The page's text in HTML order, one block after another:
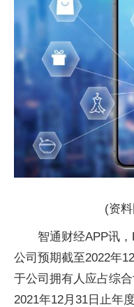
(资
智通财经APP讯
公司预期截至2022年
于公司拥有人应占综
2021年12月31日止年